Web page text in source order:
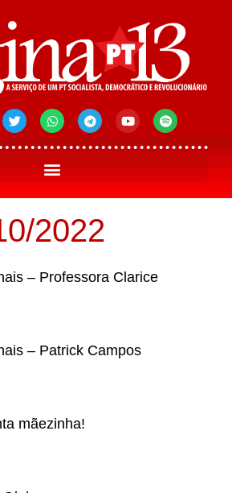
2022
– Professora Clarice
– Patrick Campos
mãezinha!